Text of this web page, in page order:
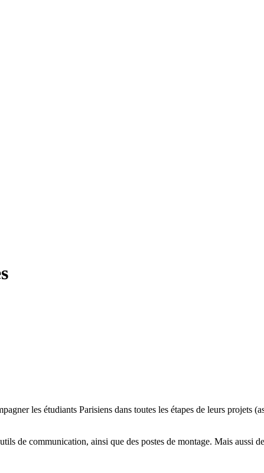
les étudiants Parisiens dans toutes les étapes de leurs
de communication, ainsi que des postes de montage. Mais aussi